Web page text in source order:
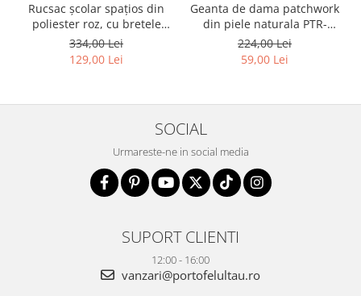
Rucsac școlar spațios din
poliester roz, cu bretele
reglabile - Peterson PTR-
PTN 8610-1327 PINK
334,00 Lei
129,00 Lei
Geanta de dama patchwork
din piele naturala PTR-
1718-SKL-6922 MULTI
224,00 Lei
59,00 Lei
SOCIAL
Urmareste-ne in social media
SUPORT CLIENTI
12:00 - 16:00
vanzari@portofelultau.ro